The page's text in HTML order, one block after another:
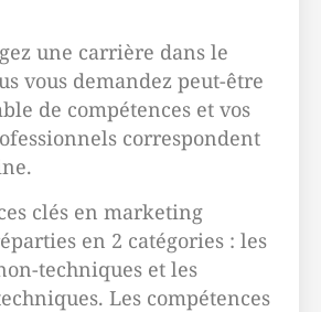
une carrière dans le
vous demandez peut-être
de compétences et vos
correspondent
clés en marketing
en 2 catégories : les
techniques et les
Les compétences